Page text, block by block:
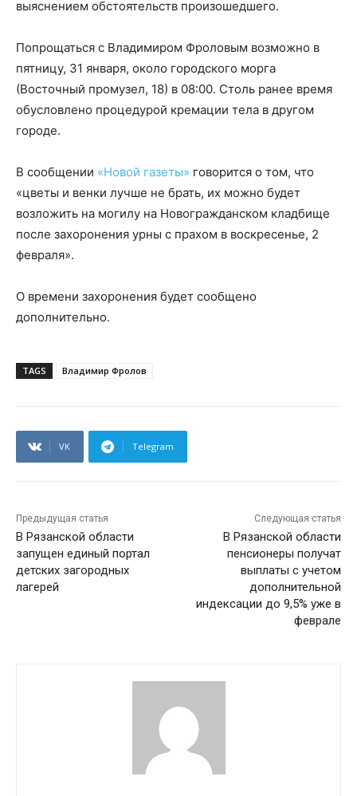
выяснением обстоятельств произошедшего.
Попрощаться с Владимиром Фроловым возможно в
пятницу, 31 января, около городского морга
(Восточный промузел, 18) в 08:00. Столь ранее время
обусловлено процедурой кремации тела в другом
городе.
В сообщении «Новой газеты» говорится о том, что
«цветы и венки лучше не брать, их можно будет
возложить на могилу на Новогражданском кладбище
после захоронения урны с прахом в воскресенье, 2
февраля».
О времени захоронения будет сообщено
дополнительно.
TAGS Владимир Фролов
VK Telegram
Предыдущая статья
В Рязанской области
запущен единый портал
детских загородных
лагерей
Следующая статья
В Рязанской области
пенсионеры получат
выплаты с учетом
дополнительной
индексации до 9,5% уже в
феврале